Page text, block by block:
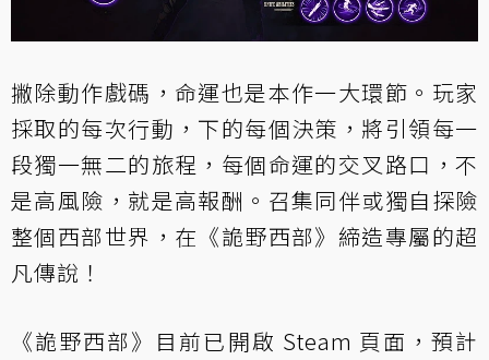
撇除動作戲碼，命運也是本作一大環節。玩家
採取的每次行動，下的每個決策，將引領每一
段獨一無二的旅程，每個命運的交叉路口，不
是高風險，就是高報酬。召集同伴或獨自探險
整個西部世界，在《詭野西部》締造專屬的超
凡傳說！
《詭野西部》目前已開啟 Steam 頁面，預計